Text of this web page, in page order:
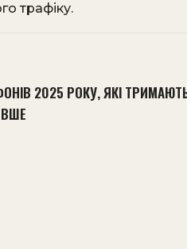
трафіку.
2025 РОКУ, ЯКІ